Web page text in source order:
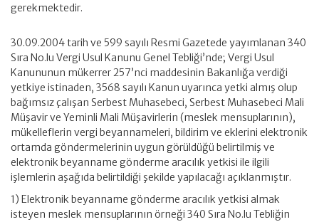
gerekmektedir.
30.09.2004 tarih ve 599 sayılı Resmi Gazetede yayımlanan 340
Sıra No.lu Vergi Usul Kanunu Genel Tebliği’nde; Vergi Usul
Kanununun mükerrer 257’nci maddesinin Bakanlığa verdiği
yetkiye istinaden, 3568 sayılı Kanun uyarınca yetki almış olup
bağımsız çalışan Serbest Muhasebeci, Serbest Muhasebeci Mali
Müşavir ve Yeminli Mali Müşavirlerin (meslek mensuplarının),
mükelleflerin vergi beyannameleri, bildirim ve eklerini elektronik
ortamda göndermelerinin uygun görüldüğü belirtilmiş ve
elektronik beyanname gönderme aracılık yetkisi ile ilgili
işlemlerin aşağıda belirtildiği şekilde yapılacağı açıklanmıştır.
1) Elektronik beyanname gönderme aracılık yetkisi almak
isteyen meslek mensuplarının örneği 340 Sıra No.lu Tebliğin